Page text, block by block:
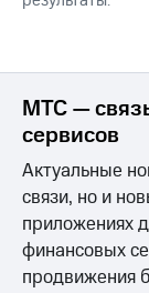
МТС —
сервисов
Актуальные
связи, но и
приложениях
финансовых
продвижения